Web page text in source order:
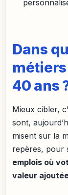
Dans
40 ans
Mieux cibler,
sont,
misent sur la
repères, pour
emplois où
valeur